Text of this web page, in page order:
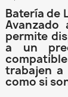
Batería de
permite
a un
trabajen a
como si